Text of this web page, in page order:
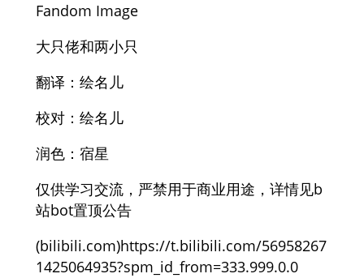
Fandom Image
大只佬和两小只
翻译：绘名儿
校对：绘名儿
润色：宿星
仅供学习交流，严禁用于商业用途，详情见b
站bot置顶公告
(bilibili.com)https://t.bilibili.com/56958267
1425064935?spm_id_from=333.999.0.0